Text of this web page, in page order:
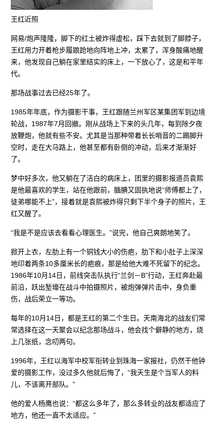
王红近照
网易/炮声隆隆，脚下的红土被炸得虚松，踩下去就到了脚脖子，
王红用力开着枪步履踉跄地向阵地上冲，太累了，浑身酸痛地醒
来，他发现自己躺在家里结实的床上，一下放心了，这是和平年
代。
那场战事过去已经25年了。
1985年年底，作为摄影干事，王红跟随兰州军区某集团军到边境
轮战，1987年7月回撤。刚从战场上下来的头几年，每到除夕夜
放鞭炮，他就有些不安。尤其是当那种带着长长哨音的二踢脚升
空时，走在大马路上，他甚至都有卧倒的冲动，后来才渐渐好
了。
梦中好多次，他又躺在了洁白的病床上，团里的摄影报道员袁熙
是他最喜欢的学生，站在他跟前，腼腆又固执地说“师傅都上了，
徒弟哪能不上”，接着就是袁熙被炸得只剩下半个身子的照片，王
红又醒了。
“我是不是应该去看看心理医生。”说完，他自己爽朗地笑了。
掀开上衣，左肋上有一个铜钱大小的伤疤，肋下和小肚子上深深
地印着两条10多厘米长的疤痕，那是给他大难不死留下的纪念。
1986年10月14日，前线突击队执行“兰剑－B”行动，王红奔赴最
前沿，跃出堑壕在战斗中拍摄照片，被炮弹弹片击中，身负重
伤，战后荣立一等功。
每年的10月14日，都是王红的第二个生日。天南海北的战友们常
常选择在这一天聚会以纪念那场战斗，他会找个僻静的地方，烧
上几张纸，念叨两句。
1996年，王红以海军中校军衔转业到珠海一家报社，仍然干他钟
爱的摄影工作，没过多久他就后悔了，“我天生是个当军人的料
儿，不该离开部队。”
他的爱人杨鹰也说：“都这么多年了，那么多转业的战友都适应了
地方，他还一直不太适应。”